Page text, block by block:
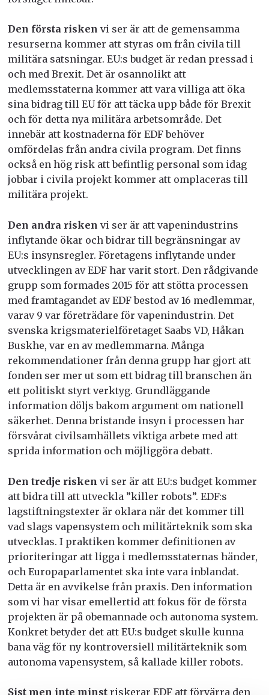
Den första risken vi ser är att de gemensamma
resurserna kommer att styras om från civila till
militära satsningar. EU:s budget är redan pressad i
och med Brexit. Det är osannolikt att
medlemsstaterna kommer att vara villiga att öka
sina bidrag till EU för att täcka upp både för Brexit
och för detta nya militära arbetsområde. Det
innebär att kostnaderna för EDF behöver
omfördelas från andra civila program. Det finns
också en hög risk att befintlig personal som idag
jobbar i civila projekt kommer att omplaceras till
militära projekt.
Den andra risken vi ser är att vapenindustrins
inflytande ökar och bidrar till begränsningar av
EU:s insynsregler. Företagens inflytande under
utvecklingen av EDF har varit stort. Den rådgivande
grupp som formades 2015 för att stötta processen
med framtagandet av EDF bestod av 16 medlemmar,
varav 9 var företrädare för vapenindustrin. Det
svenska krigsmaterielföretaget Saabs VD, Håkan
Buskhe, var en av medlemmarna. Många
rekommendationer från denna grupp har gjort att
fonden ser mer ut som ett bidrag till branschen än
ett politiskt styrt verktyg. Grundläggande
information döljs bakom argument om nationell
säkerhet. Denna bristande insyn i processen har
försvårat civilsamhällets viktiga arbete med att
sprida information och möjliggöra debatt.
Den tredje risken vi ser är att EU:s budget kommer
att bidra till att utveckla ”killer robots”. EDF:s
lagstiftningstexter är oklara när det kommer till
vad slags vapensystem och militärteknik som ska
utvecklas. I praktiken kommer definitionen av
prioriteringar att ligga i medlemsstaternas händer,
och Europaparlamentet ska inte vara inblandat.
Detta är en avvikelse från praxis. Den information
som vi har visar emellertid att fokus för de första
projekten är på obemannade och autonoma system.
Konkret betyder det att EU:s budget skulle kunna
bana väg för ny kontroversiell militärteknik som
autonoma vapensystem, så kallade killer robots.
Sist men inte minstriskerar EDF att förvärra den